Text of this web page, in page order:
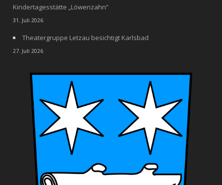
Kindertagesstätte „Löwenzahn“
31. Juli 2026
Theatergruppe Letzau besichtigt Karlsbad
27. Juli 2026